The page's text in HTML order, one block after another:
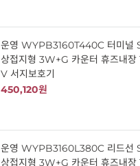
운영 WYPB3160T440C 터미널
상접지형 3W+G 카운터 휴즈내
V 서지보호기
450,120원
운영 WYPB3160L380C 리드선
상접지형 3W+G 카운터 휴즈내